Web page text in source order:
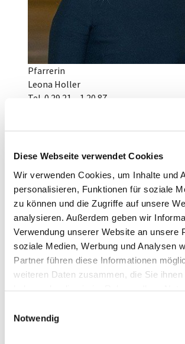
Diese Webseite verwendet Cookies
Wir verwenden Cookies, um Inhalte und
personalisieren, Funktionen für soziale
zu können und die Zugriffe auf unsere
analysieren. Außerdem geben wir
Verwendung unserer Website an unsere
soziale Medien, Werbung und Analysen
Partner führen diese Informationen
weiteren Daten zusammen, die Sie
Notwendig
Pfarrerin
Leona Holler
Tel. 0 29 21 – 1 20 87
Dipl.
Nina
Tel. 0 29